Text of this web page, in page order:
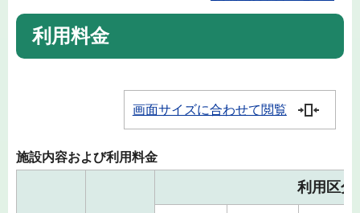
利用料金
画面サイズに合わせて閲覧
施設内容および利用料金
利用区分